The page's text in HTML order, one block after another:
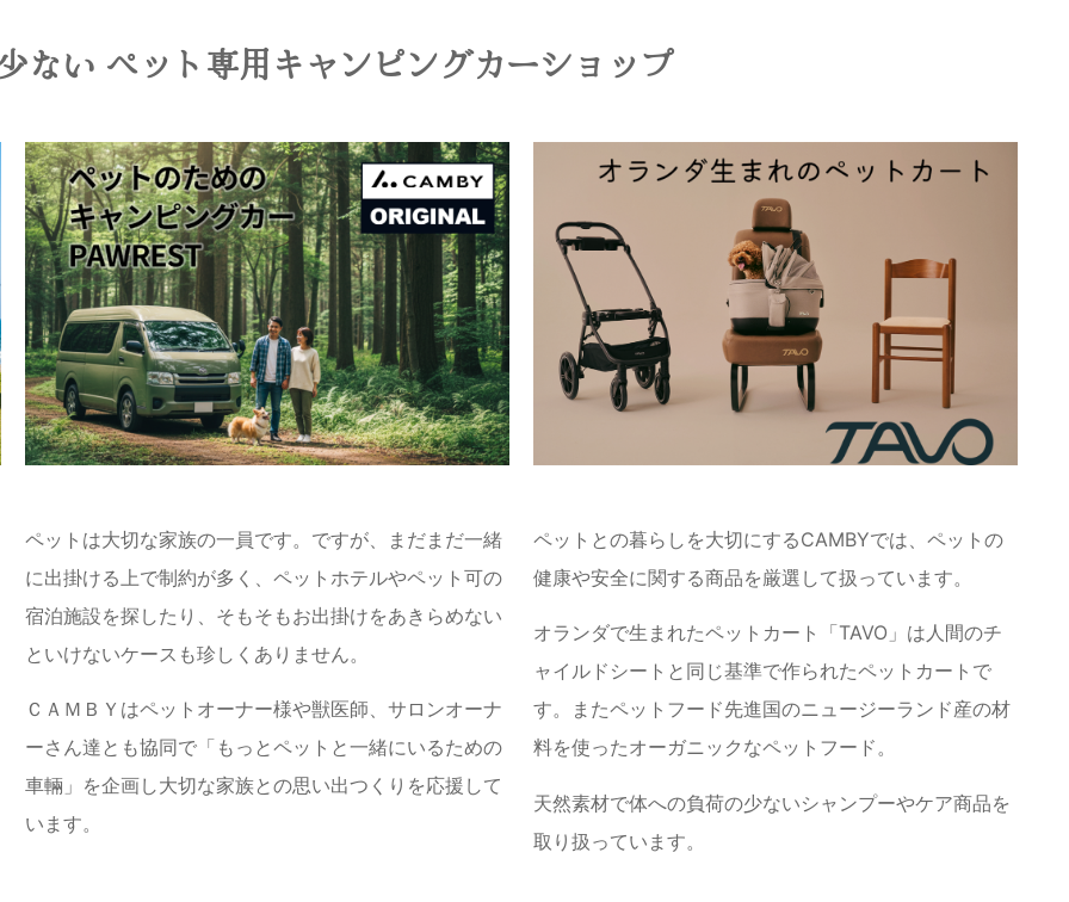
ない ペット専用キャンピングカーショップ
ペットは大切な家族の一員です。ですが、まだまだ一緒
に出掛ける上で制約が多く、ペットホテルやペット可の
宿泊施設を探したり、そもそもお出掛けをあきらめない
といけないケースも珍しくありません。
ＣＡＭＢＹはペットオーナー様や獣医師、サロンオーナ
ーさん達とも協同で「もっとペットと一緒にいるための
車輛」を企画し大切な家族との思い出つくりを応援して
います。
ペットとの暮らしを大切にするCAMBYでは、ペットの
健康や安全に関する商品を厳選して扱っています。
オランダで生まれたペットカート「TAVO」は人間のチ
ャイルドシートと同じ基準で作られたペットカートで
す。またペットフード先進国のニュージーランド産の材
料を使ったオーガニックなペットフード。
天然素材で体への負荷の少ないシャンプーやケア商品を
取り扱っています。